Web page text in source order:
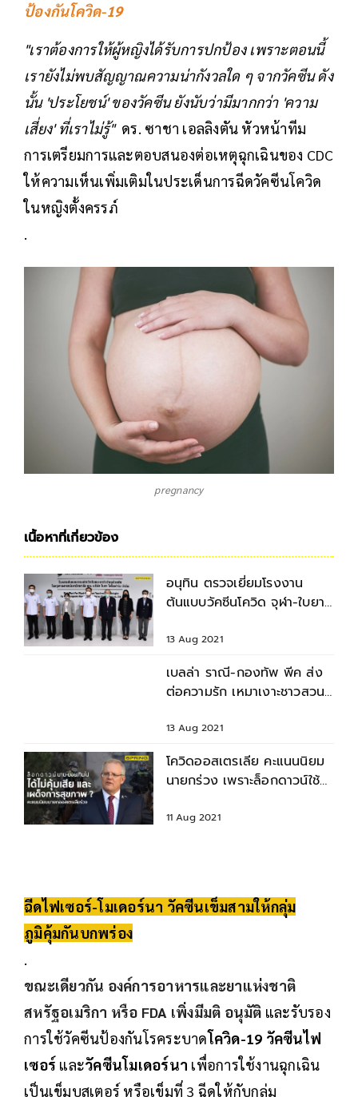
ป้องกันโควิด-19
"เราต้องการให้ผู้หญิงได้รับการปกป้อง เพราะตอนนี้
เรายังไม่พบสัญญาณความน่ากังวลใด ๆ จากวัคซีน ดัง
นั้น 'ประโยชน์' ของวัคซีน ยังนับว่ามีมากกว่า 'ความ
เสี่ยง' ที่เราไม่รู้"ดร. ซาชา เอลลิงตัน หัวหน้าทีม
การเตรียมการและตอบสนองต่อเหตุฉุกเฉินของ CDC
ให้ความเห็นเพิ่มเติมในประเด็นการฉีดวัคซีนโควิด
ในหญิงตั้งครรภ์
.
pregnancy
เนื้อหาที่เกี่ยวข้อง
อนุทิน ตรวจเยี่ยมโรงงาน
ต้นแบบวัคซีนโควิด จุฬา-ใบยา
13 Aug 2021
เบลล่า ราณี-กองทัพ พีค ส่ง
ต่อความรัก เหมาเงาะชาวสวน
13 Aug 2021
โควิดออสเตรเลีย คะแนนนิยม
นายกร่วง เพราะล็อกดาวน์ใช้
11 Aug 2021
ฉีดไฟเซอร์-โมเดอร์นา วัคซีนเข็มสามให้กลุ่ม
ภูมิคุ้มกันบกพร่อง
.
ขณะเดียวกัน องค์การอาหารและยาแห่งชาติ
สหรัฐอเมริกา หรือ FDA เพิ่งมีมติ อนุมัติ และรับรอง
การใช้วัคซีนป้องกันโรคระบาดโควิด-19 วัคซีนไฟ
เซอร์ และวัคซีนโมเดอร์นา เพื่อการใช้งานฉุกเฉิน
เป็นเข็มบูสเตอร์ หรือเข็มที่ 3 ฉีดให้กับกลุ่ม